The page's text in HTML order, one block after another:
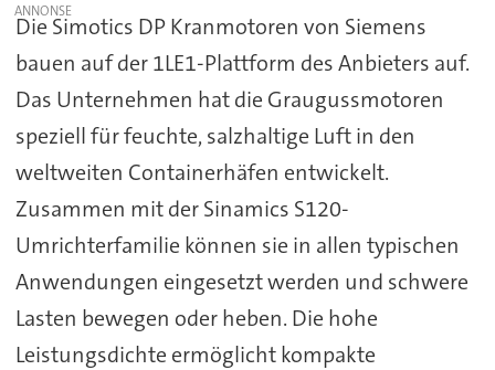
Die Simotics DP Kranmotoren von Siemens
bauen auf der 1LE1-Plattform des Anbieters auf.
Das Unternehmen hat die Graugussmotoren
speziell für feuchte, salzhaltige Luft in den
weltweiten Containerhäfen entwickelt.
Zusammen mit der Sinamics S120-
Umrichterfamilie können sie in allen typischen
Anwendungen eingesetzt werden und schwere
Lasten bewegen oder heben. Die hohe
Leistungsdichte ermöglicht kompakte